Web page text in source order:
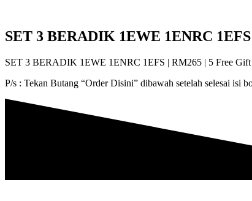
SET 3 BERADIK 1EWE 1ENRC 1EFS
SET 3 BERADIK 1EWE 1ENRC 1EFS | RM265 | 5 Free Gift
P/s : Tekan Butang “Order Disini” dibawah setelah selesai isi